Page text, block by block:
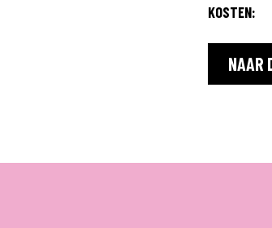
KOSTEN:
NAAR